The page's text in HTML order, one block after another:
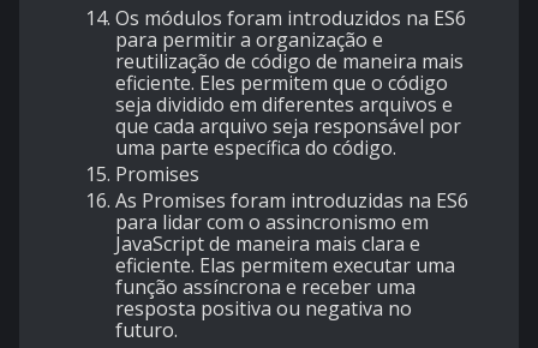
Os módulos foram introduzidos na ES6
para permitir a organização e
reutilização de código de maneira mais
eficiente. Eles permitem que o código
seja dividido em diferentes arquivos e
que cada arquivo seja responsável por
uma parte específica do código.
Promises
As Promises foram introduzidas na ES6
para lidar com o assincronismo em
JavaScript de maneira mais clara e
eficiente. Elas permitem executar uma
função assíncrona e receber uma
resposta positiva ou negativa no
futuro.